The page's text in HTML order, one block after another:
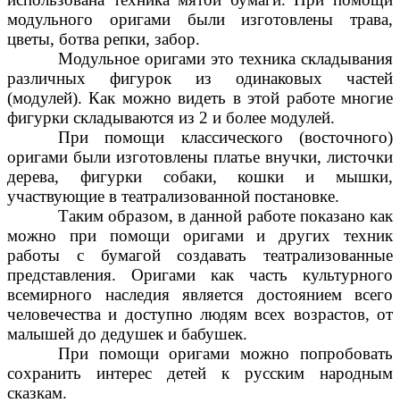
модульного оригами были изготовлены трава,
цветы, ботва репки, забор.
Модульное оригами это техника складывания
различных фигурок из одинаковых частей
(модулей). Как можно видеть в этой работе многие
фигурки складываются из 2 и более модулей.
При помощи классического (восточного)
оригами были изготовлены платье внучки, листочки
дерева, фигурки собаки, кошки и мышки,
участвующие в театрализованной постановке.
Таким образом, в данной работе показано как
можно при помощи оригами и других техник
работы с бумагой создавать театрализованные
представления. Оригами как часть культурного
всемирного наследия является достоянием всего
человечества и доступно людям всех возрастов, от
малышей до дедушек и бабушек.
При помощи оригами можно попробовать
сохранить интерес детей к русским народным
сказкам.